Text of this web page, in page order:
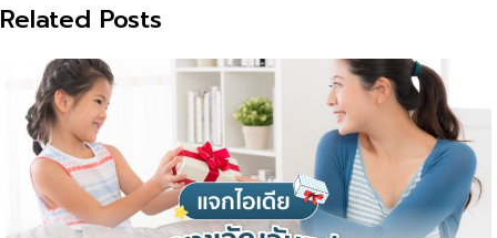
Related Posts